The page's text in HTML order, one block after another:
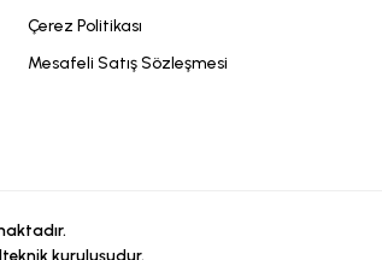
Çerez Politikası
Mesafeli Satış Sözleşmesi
kuruluşudur.